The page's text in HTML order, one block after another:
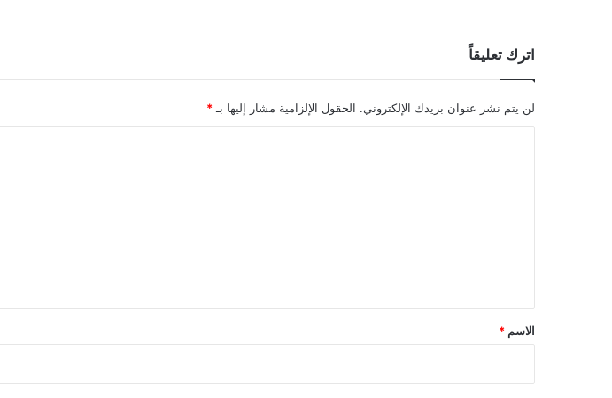
اترك تعليقاً
لن يتم نشر عنوان بريدك الإلكتروني. الحقول الإلزامية مشار إليها بـ *
*
الاسم *